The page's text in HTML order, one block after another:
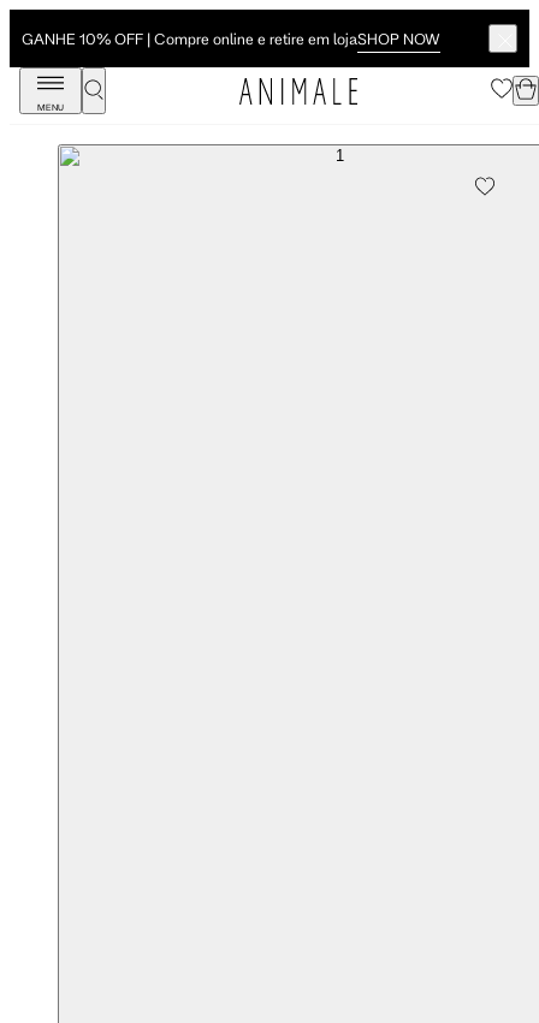
GANHE 10% OFF | Compre online e retire em lojaSHOP NOW
MENU